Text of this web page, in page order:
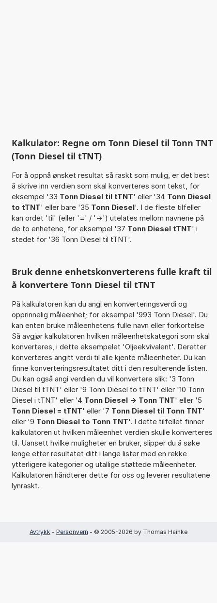
Kalkulator: Regne om Tonn Diesel til Tonn TNT
(Tonn Diesel til tTNT)
For å oppnå ønsket resultat så raskt som mulig, er det best
å skrive inn verdien som skal konverteres som tekst, for
eksempel '33 Tonn Diesel til tTNT' eller '34 Tonn Diesel
to tTNT' eller bare '35 Tonn Diesel'. I de fleste tilfeller
kan ordet 'til' (eller '=' / '->') utelates mellom navnene på
de to enhetene, for eksempel '37 Tonn Diesel tTNT' i
stedet for '36 Tonn Diesel til tTNT'.
Bruk denne enhetskonverterens fulle kraft til
å konvertere Tonn Diesel til tTNT
På kalkulatoren kan du angi en konverteringsverdi og
opprinnelig måleenhet; for eksempel '993 Tonn Diesel'. Du
kan enten bruke måleenhetens fulle navn eller forkortelse
Så avgjør kalkulatoren hvilken måleenhetskategori som skal
konverteres, i dette eksempelet 'Oljeekvivalent'. Deretter
konverteres angitt verdi til alle kjente måleenheter. Du kan
finne konverteringsresultatet ditt i den resulterende listen.
Du kan også angi verdien du vil konvertere slik: '3 Tonn
Diesel til tTNT' eller '9 Tonn Diesel to tTNT' eller '10 Tonn
Diesel i tTNT' eller '4 Tonn Diesel -> Tonn TNT' eller '5
Tonn Diesel = tTNT' eller '7 Tonn Diesel til Tonn TNT'
eller '9 Tonn Diesel to Tonn TNT'. I dette tilfellet finner
kalkulatoren ut hvilken måleenhet verdien skulle konverteres
til. Uansett hvilke muligheter en bruker, slipper du å søke
lenge etter resultatet ditt i lange lister med en rekke
ytterligere kategorier og utallige støttede måleenheter.
Kalkulatoren håndterer dette for oss og leverer resultatene
lynraskt.
Avtrykk - Personvern - © 2005-2026 by Thomas Hainke